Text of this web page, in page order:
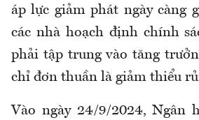
áp lực giảm phát ngày càng
các nhà hoạch định chính
phải tập trung vào tăng
chỉ đơn thuần là giảm thiểu
Vào ngày 24/9/2024, Ngân